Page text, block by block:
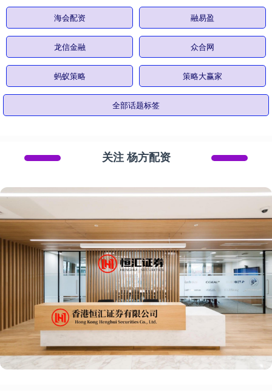
海会配资 融易盈
龙信金融 众合网
蚂蚁策略 策略大赢家
全部话题标签
关注 杨方配资